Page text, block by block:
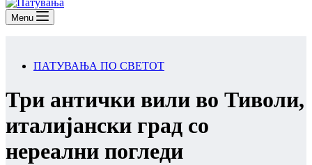
Menu
ПАТУВАЊА ПО СВЕТОТ
Три антички вили во Тиволи,
италијански град со
нереални погледи